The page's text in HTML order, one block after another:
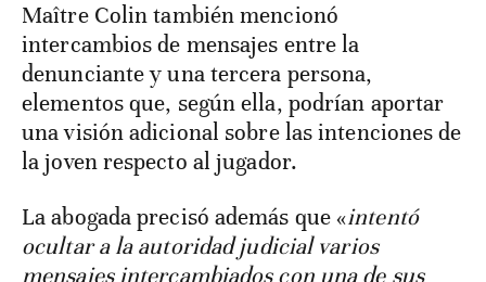
Maître Colin también mencionó
intercambios de mensajes entre la
denunciante y una tercera persona,
elementos que, según ella, podrían aportar
una visión adicional sobre las intenciones de
la joven respecto al jugador.
La abogada precisó además que «intentó
ocultar a la autoridad judicial varios
mensajes intercambiados con una de sus